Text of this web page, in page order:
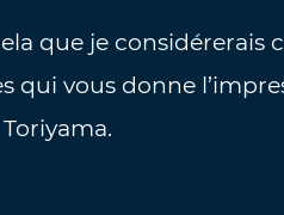
que je considérerais
qui vous donne